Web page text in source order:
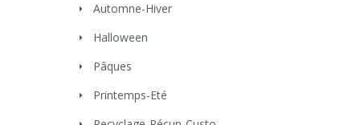
Automne-Hiver
Halloween
Pâques
Printemps-Eté